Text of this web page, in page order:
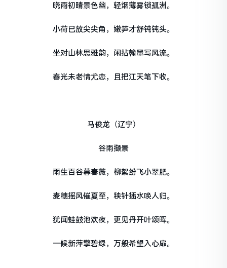
晓雨初晴景色幽，轻烟薄雾锁孤洲。
小荷已放尖尖角，嫩笋才舒钝钝头。
坐对山林思雅韵，闲拈翰墨写风流。
春光未老情尤恋，且把江天笔下收。
马俊龙（辽宁）
谷雨撷景
雨生百谷暮春薇，柳絮纷飞小翠肥。
麦穗摇风催夏至，秧针插水唤人归。
犹闻蛙鼓池欢夜，更见丹开叶颂晖。
一候新萍擎碧绿，万般希望入心扉。